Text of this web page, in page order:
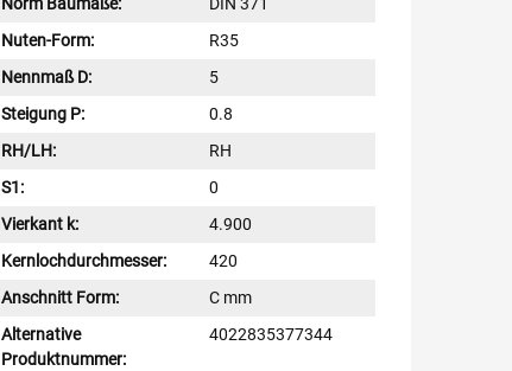
Norm Baumaße:
DIN 371
Nuten-Form:
R35
Nennmaß D:
5
Steigung P:
0.8
RH/LH:
RH
S1:
0
Vierkant k:
4.900
Kernlochdurchmesser:
420
Anschnitt Form:
C mm
Alternative
Produktnummer:
4022835377344